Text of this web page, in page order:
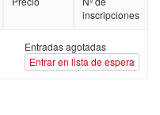
inscripciones
Entradas agotadas
Entrar en lista de espera